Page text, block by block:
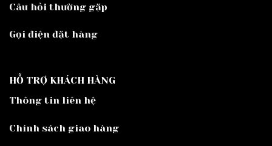
Câu hỏi thường gặp
Gọi điện đặt hàng
HỖ TRỢ KHÁCH HÀNG
Thông tin liên hệ
Chính sách giao hàng